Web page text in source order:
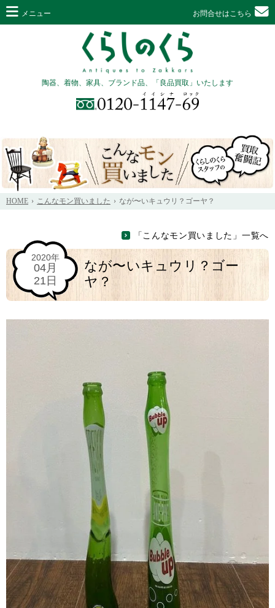
メニュー お問合せはこちら
陶器、着物、家具、ブランド品、「良品買取」いたします
HOME こんなモン買いました なが〜いキュウリ？ゴーヤ？
「こんなモン買いました」一覧へ
2020年
04月
21日
なが〜いキュウリ？ゴー
ヤ？